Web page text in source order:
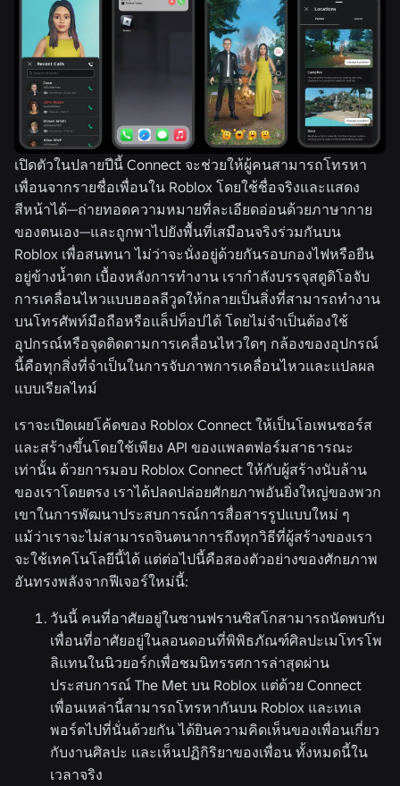
เปิดตัวในปลายปีนี้ Connect จะช่วยให้ผู้คนสามารถโทรหา
เพื่อนจากรายชื่อเพื่อนใน Roblox โดยใช้ชื่อจริงและแสดง
สีหน้าได้—ถ่ายทอดความหมายที่ละเอียดอ่อนด้วยภาษากาย
ของตนเอง—และถูกพาไปยังพื้นที่เสมือนจริงร่วมกันบน
Roblox เพื่อสนทนา ไม่ว่าจะนั่งอยู่ด้วยกันรอบกองไฟหรือยืน
อยู่ข้างน้ำตก เบื้องหลังการทำงาน เรากำลังบรรจุสตูดิโอจับ
การเคลื่อนไหวแบบฮอลลีวูดให้กลายเป็นสิ่งที่สามารถทำงาน
บนโทรศัพท์มือถือหรือแล็ปท็อปได้ โดยไม่จำเป็นต้องใช้
อุปกรณ์หรือจุดติดตามการเคลื่อนไหวใดๆ กล้องของอุปกรณ์
นี้คือทุกสิ่งที่จำเป็นในการจับภาพการเคลื่อนไหวและแปลผล
แบบเรียลไทม์
เราจะเปิดเผยโค้ดของ Roblox Connect ให้เป็นโอเพนซอร์ส
และสร้างขึ้นโดยใช้เพียง API ของแพลตฟอร์มสาธารณะ
เท่านั้น ด้วยการมอบ Roblox Connect ให้กับผู้สร้างนับล้าน
ของเราโดยตรง เราได้ปลดปล่อยศักยภาพอันยิ่งใหญ่ของพวก
เขาในการพัฒนาประสบการณ์การสื่อสารรูปแบบใหม่ ๆ
แม้ว่าเราจะไม่สามารถจินตนาการถึงทุกวิธีที่ผู้สร้างของเรา
จะใช้เทคโนโลยีนี้ได้ แต่ต่อไปนี้คือสองตัวอย่างของศักยภาพ
อันทรงพลังจากฟีเจอร์ใหม่นี้:
วันนี้ คนที่อาศัยอยู่ในซานฟรานซิสโกสามารถนัดพบกับ
เพื่อนที่อาศัยอยู่ในลอนดอนที่พิพิธภัณฑ์ศิลปะเมโทรโพ
ลิแทนในนิวยอร์กเพื่อชมนิทรรศการล่าสุดผ่าน
ประสบการณ์ The Met บน Roblox แต่ด้วย Connect
เพื่อนเหล่านี้สามารถโทรหากันบน Roblox และเทเล
พอร์ตไปที่นั่นด้วยกัน ได้ยินความคิดเห็นของเพื่อนเกี่ยว
กับงานศิลปะ และเห็นปฏิกิริยาของเพื่อน ทั้งหมดนี้ใน
เวลาจริง